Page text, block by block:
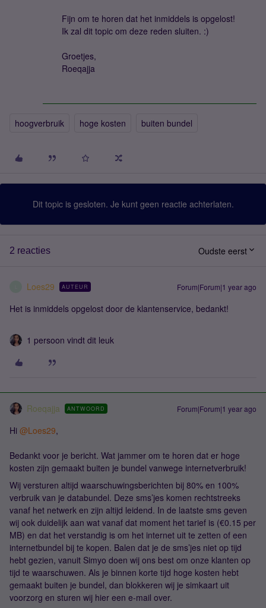
Fijn om te horen dat het inmiddels is opgelost!
Ik zal dit topic om deze reden sluiten. :)
Groetjes,
Roeqajja
hoogverbruik hoge kosten buiten bundel
Dit topic is gesloten. Je kunt geen reactie achterlaten.
2 reacties Oudste eerst
Loes29 AUTEUR Forum|Forum|1 year ago
Het is inmiddels opgelost door de klantenservice, bedankt!
1 persoon vindt dit leuk
Roeqajja ANTWOORD Forum|Forum|1 year ago
Hi ​ @Loes29,
Bedankt voor je bericht. Wat jammer om te horen dat er hoge
kosten zijn gemaakt buiten je bundel vanwege internetverbruik!
Wij versturen altijd waarschuwingsberichten bij 80% en 100%
verbruik van je databundel. Deze sms’jes komen rechtstreeks
vanaf het netwerk en zijn altijd leidend. In de laatste sms geven
wij ook duidelijk aan wat vanaf dat moment het tarief is (€0.15 per
MB) en dat het verstandig is om het internet uit te zetten of een
internetbundel bij te kopen. Balen dat je de sms’jes niet op tijd
hebt gezien, vanuit Simyo doen wij ons best om onze klanten op
tijd te waarschuwen. Als je binnen korte tijd hoge kosten hebt
gemaakt buiten je bundel, dan blokkeren wij je simkaart uit
voorzorg en sturen wij hier een e-mail over.